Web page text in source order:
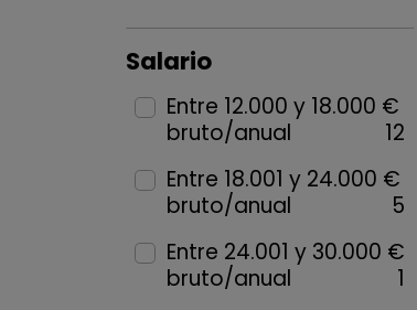
Salario
Entre 12.000 y 18.000 €
bruto/anual
12
Entre 18.001 y 24.000 €
bruto/anual
5
Entre 24.001 y 30.000 €
bruto/anual
1